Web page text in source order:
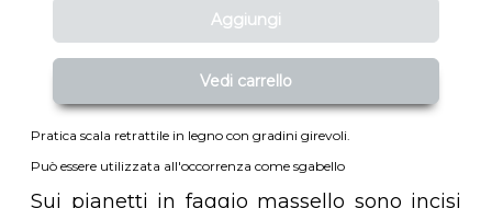
Aggiungi
Vedi carrello
Pratica scala retrattile in legno con gradini girevoli.
Può essere utilizzata all'occorrenza come sgabello
Sui pianetti in faggio massello sono incisi